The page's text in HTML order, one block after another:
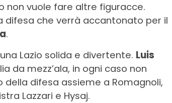
non vuole fare altre figuracce.
difesa che verrà accantonato per il
.
Lazio solida e divertente. Luis
da mezz’ala, in ogni caso non
difesa assieme a Romagnoli,
Lazzari e Hysaj.